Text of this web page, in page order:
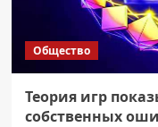
Общество
Теория игр
собственных